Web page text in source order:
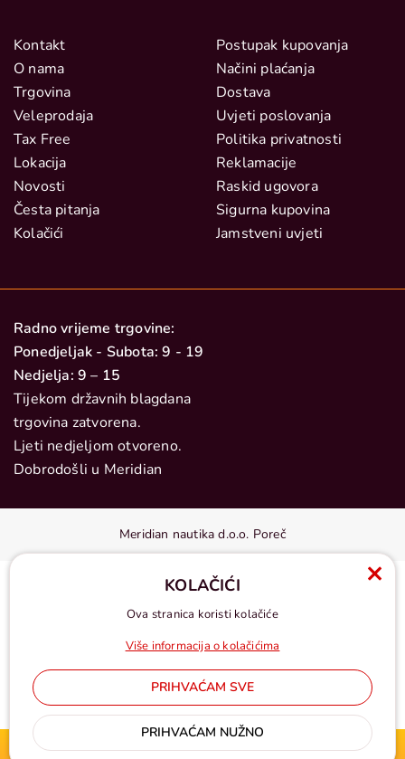
Kontakt
O nama
Trgovina
Veleprodaja
Tax Free
Lokacija
Novosti
Česta pitanja
Kolačići
Postupak kupovanja
Načini plaćanja
Dostava
Uvjeti poslovanja
Politika privatnosti
Reklamacije
Raskid ugovora
Sigurna kupovina
Jamstveni uvjeti
Radno vrijeme trgovine:
Ponedjeljak - Subota: 9 - 19
Nedjelja: 9 – 15
Tijekom državnih blagdana
trgovina zatvorena.
Ljeti nedjeljom otvoreno.
Dobrodošli u Meridian
Meridian nautika d.o.o. Poreč
Cijene u eurima, pdv uključen
KOLAČIĆI
Ova stranica koristi kolačiće
Više informacija o kolačićima
PRIHVAĆAM SVE
PRIHVAĆAM NUŽNO